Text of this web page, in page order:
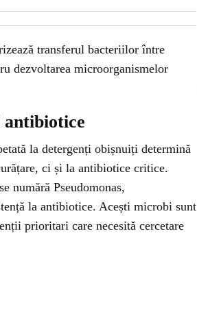
transferul bacteriilor între
dezvoltarea microorganismelor
la detergenți obișnuiți determină
ci și la antibiotice critice.
numără Pseudomonas,
la antibiotice. Acești microbi sunt
prioritari care necesită cercetare